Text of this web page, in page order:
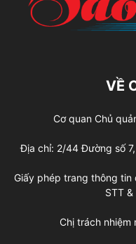
VỀ
Cơ quan Chủ
Địa chỉ: 2/44 Đường số
Giấy phép trang thông
STT
Chị trách nhiệm